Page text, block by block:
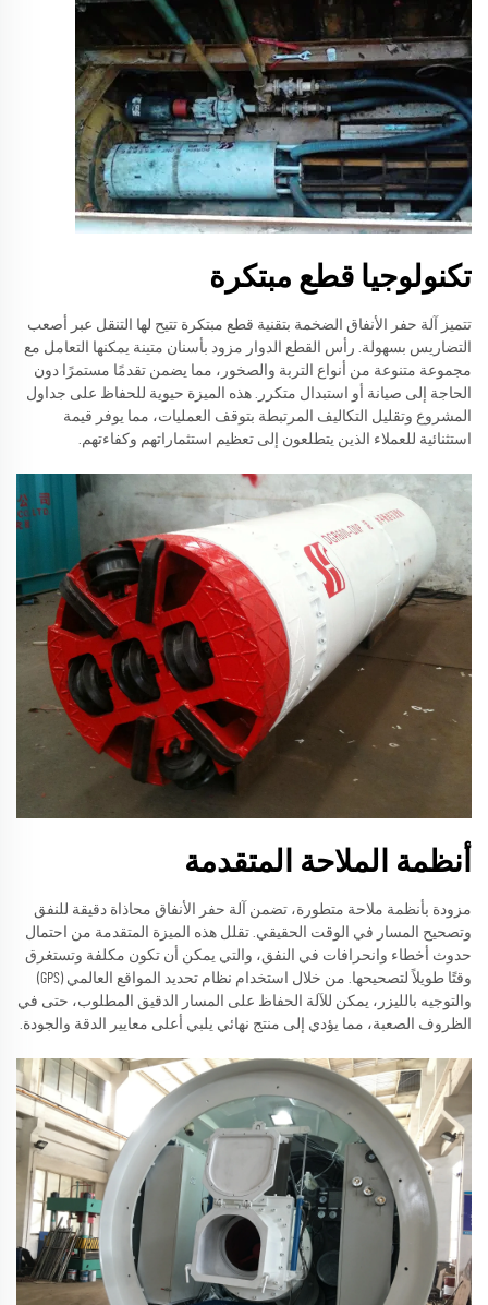
تكنولوجيا قطع مبتكرة
تتميز آلة حفر الأنفاق الضخمة بتقنية قطع مبتكرة تتيح لها التنقل عبر أصعب
التضاريس بسهولة. رأس القطع الدوار مزود بأسنان متينة يمكنها التعامل مع
مجموعة متنوعة من أنواع التربة والصخور، مما يضمن تقدمًا مستمرًا دون
الحاجة إلى صيانة أو استبدال متكرر. هذه الميزة حيوية للحفاظ على جداول
المشروع وتقليل التكاليف المرتبطة بتوقف العمليات، مما يوفر قيمة
استثنائية للعملاء الذين يتطلعون إلى تعظيم استثماراتهم وكفاءتهم.
أنظمة الملاحة المتقدمة
مزودة بأنظمة ملاحة متطورة، تضمن آلة حفر الأنفاق محاذاة دقيقة للنفق
وتصحيح المسار في الوقت الحقيقي. تقلل هذه الميزة المتقدمة من احتمال
حدوث أخطاء وانحرافات في النفق، والتي يمكن أن تكون مكلفة وتستغرق
وقتًا طويلاً لتصحيحها. من خلال استخدام نظام تحديد المواقع العالمي (GPS)
والتوجيه بالليزر، يمكن للآلة الحفاظ على المسار الدقيق المطلوب، حتى في
الظروف الصعبة، مما يؤدي إلى منتج نهائي يلبي أعلى معايير الدقة والجودة.